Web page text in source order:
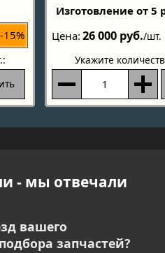
15%
Изготовление от 5
Цена 26 000 руб./шт.
Укажите
- мы отвечали
вашего
запчастей?